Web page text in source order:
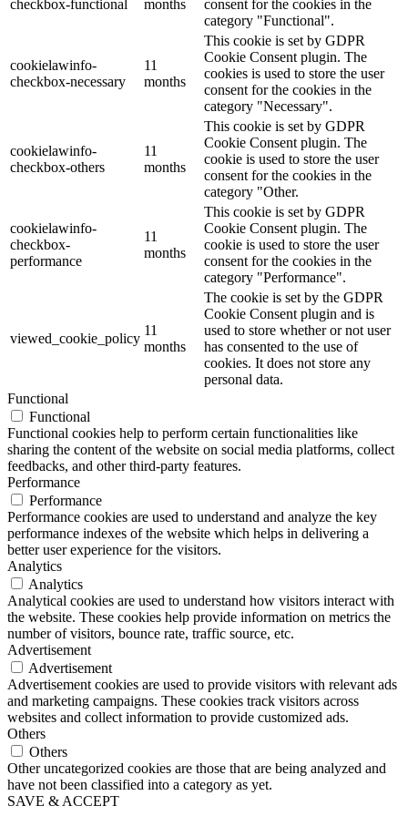
checkbox-functional months
consent for the cookies in the
category "Functional".
cookielawinfo-
checkbox-necessary
11
months
This cookie is set by GDPR
Cookie Consent plugin. The
cookies is used to store the user
consent for the cookies in the
category "Necessary".
cookielawinfo-
checkbox-others
11
months
This cookie is set by GDPR
Cookie Consent plugin. The
cookie is used to store the user
consent for the cookies in the
category "Other.
cookielawinfo-
checkbox-
performance
11
months
This cookie is set by GDPR
Cookie Consent plugin. The
cookie is used to store the user
consent for the cookies in the
category "Performance".
viewed_cookie_policy
11
months
The cookie is set by the GDPR
Cookie Consent plugin and is
used to store whether or not user
has consented to the use of
cookies. It does not store any
personal data.
Functional
Functional
Functional cookies help to perform certain functionalities like
sharing the content of the website on social media platforms, collect
feedbacks, and other third-party features.
Performance
Performance
Performance cookies are used to understand and analyze the key
performance indexes of the website which helps in delivering a
better user experience for the visitors.
Analytics
Analytics
Analytical cookies are used to understand how visitors interact with
the website. These cookies help provide information on metrics the
number of visitors, bounce rate, traffic source, etc.
Advertisement
Advertisement
Advertisement cookies are used to provide visitors with relevant ads
and marketing campaigns. These cookies track visitors across
websites and collect information to provide customized ads.
Others
Others
Other uncategorized cookies are those that are being analyzed and
have not been classified into a category as yet.
SAVE & ACCEPT